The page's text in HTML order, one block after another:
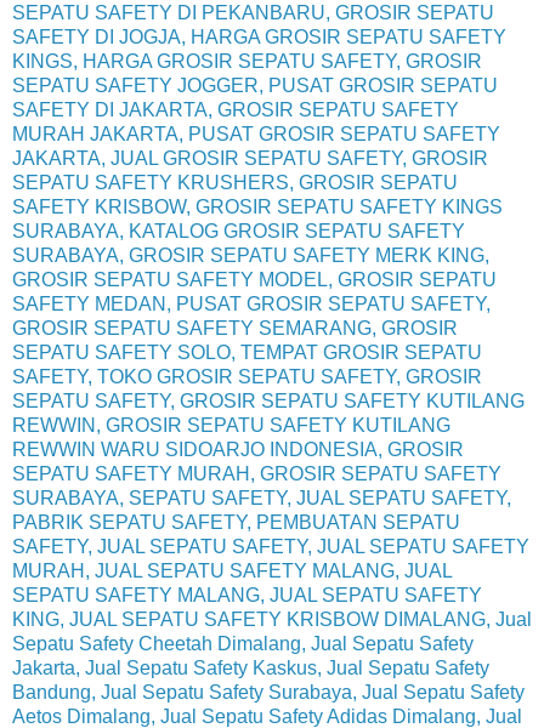
SEPATU SAFETY DI PEKANBARU, GROSIR SEPATU
SAFETY DI JOGJA, HARGA GROSIR SEPATU SAFETY
KINGS, HARGA GROSIR SEPATU SAFETY, GROSIR
SEPATU SAFETY JOGGER, PUSAT GROSIR SEPATU
SAFETY DI JAKARTA, GROSIR SEPATU SAFETY
MURAH JAKARTA, PUSAT GROSIR SEPATU SAFETY
JAKARTA, JUAL GROSIR SEPATU SAFETY, GROSIR
SEPATU SAFETY KRUSHERS, GROSIR SEPATU
SAFETY KRISBOW, GROSIR SEPATU SAFETY KINGS
SURABAYA, KATALOG GROSIR SEPATU SAFETY
SURABAYA, GROSIR SEPATU SAFETY MERK KING,
GROSIR SEPATU SAFETY MODEL, GROSIR SEPATU
SAFETY MEDAN, PUSAT GROSIR SEPATU SAFETY,
GROSIR SEPATU SAFETY SEMARANG, GROSIR
SEPATU SAFETY SOLO, TEMPAT GROSIR SEPATU
SAFETY, TOKO GROSIR SEPATU SAFETY, GROSIR
SEPATU SAFETY, GROSIR SEPATU SAFETY KUTILANG
REWWIN, GROSIR SEPATU SAFETY KUTILANG
REWWIN WARU SIDOARJO INDONESIA, GROSIR
SEPATU SAFETY MURAH, GROSIR SEPATU SAFETY
SURABAYA, SEPATU SAFETY, JUAL SEPATU SAFETY,
PABRIK SEPATU SAFETY, PEMBUATAN SEPATU
SAFETY, JUAL SEPATU SAFETY, JUAL SEPATU SAFETY
MURAH, JUAL SEPATU SAFETY MALANG, JUAL
SEPATU SAFETY MALANG, JUAL SEPATU SAFETY
KING, JUAL SEPATU SAFETY KRISBOW DIMALANG, Jual
Sepatu Safety Cheetah Dimalang, Jual Sepatu Safety
Jakarta, Jual Sepatu Safety Kaskus, Jual Sepatu Safety
Bandung, Jual Sepatu Safety Surabaya, Jual Sepatu Safety
Aetos Dimalang, Jual Sepatu Safety Adidas Dimalang, Jual